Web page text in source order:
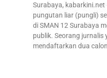
Surabaya, kabarkini.net
pungutan liar (pungli)
di SMAN 12 Surabaya
publik. Seorang jurnalis
mendaftarkan dua